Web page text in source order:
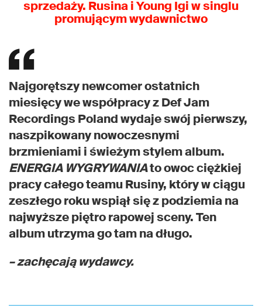
sprzedaży. Rusina i Young Igi w singlu
promującym wydawnictwo
Najgorętszy newcomer ostatnich
miesięcy we współpracy z Def Jam
Recordings Poland wydaje swój pierwszy,
naszpikowany nowoczesnymi
brzmieniami i świeżym stylem album.
ENERGIA WYGRYWANIAto owoc ciężkiej
pracy całego teamu Rusiny, który w ciągu
zeszłego roku wspiął się z podziemia na
najwyższe piętro rapowej sceny. Ten
album utrzyma go tam na długo.
– zachęcają wydawcy.